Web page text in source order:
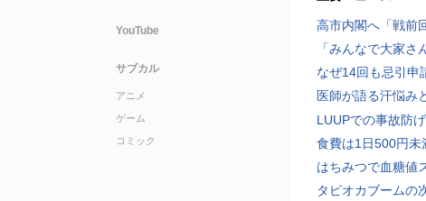
高市内閣へ「戦前
「みんなで大家さ
なぜ14回も忌引申
医師が語る汗悩み
LUUPでの事故防
食費は1日500円未
はちみつで血糖値
タピオカブームの
YouTube
サブカル
アニメ
ゲーム
コミック